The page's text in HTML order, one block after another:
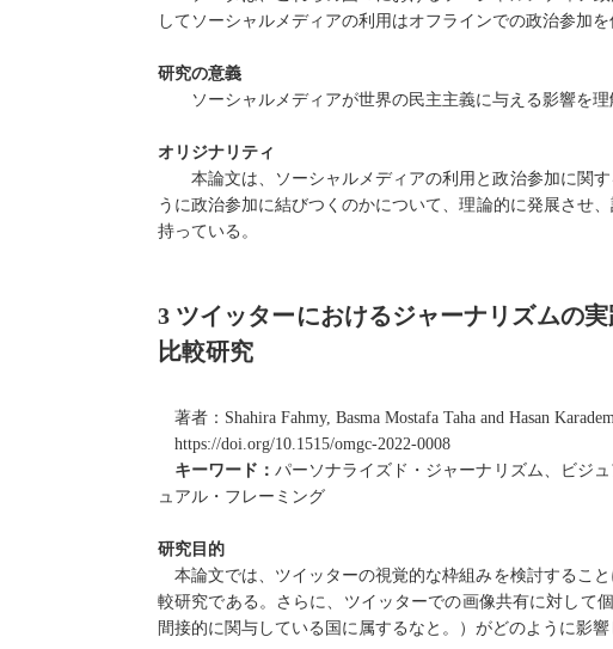
してソーシャルメディアの利用はオフラインでの政治参加
研究の意義
ソーシャルメディアが世界の民主主義に与える影響を
オリジナリティ
本論文は、ソーシャルメディアの利用と政治参加に関
うに政治参加に結びつくのかについて、理論的に発展させ
持っている。
3 ツイッターにおけるジャーナリズムの
比較研究
著者： Shahira Fahmy, Basma Mostafa Taha and Hasan
https://doi.org/10.1515/omgc-2022-0008
キーワード：パーソナライズド・ジャーナリズム、ビジ
ュアル・フレーミング
研究目的
本論文では、ツイッターの視覚的な枠組みを検討するこ
較研究である。さらに、ツイッターでの画像共有に対して
間接的に関与している国に属するなと。）がどのように影響